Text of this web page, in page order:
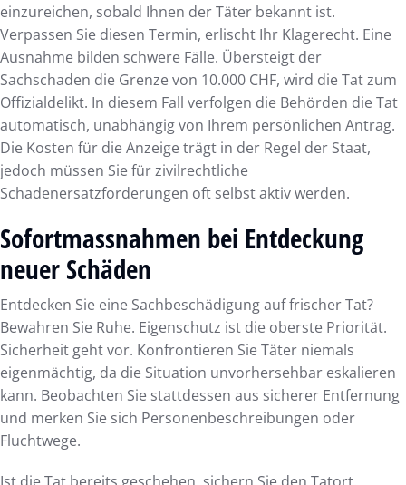
einzureichen, sobald Ihnen der Täter bekannt ist.
Verpassen Sie diesen Termin, erlischt Ihr Klagerecht. Eine
Ausnahme bilden schwere Fälle. Übersteigt der
Sachschaden die Grenze von 10.000 CHF, wird die Tat zum
Offizialdelikt. In diesem Fall verfolgen die Behörden die Tat
automatisch, unabhängig von Ihrem persönlichen Antrag.
Die Kosten für die Anzeige trägt in der Regel der Staat,
jedoch müssen Sie für zivilrechtliche
Schadenersatzforderungen oft selbst aktiv werden.
Sofortmassnahmen bei Entdeckung
neuer Schäden
Entdecken Sie eine Sachbeschädigung auf frischer Tat?
Bewahren Sie Ruhe. Eigenschutz ist die oberste Priorität.
Sicherheit geht vor. Konfrontieren Sie Täter niemals
eigenmächtig, da die Situation unvorhersehbar eskalieren
kann. Beobachten Sie stattdessen aus sicherer Entfernung
und merken Sie sich Personenbeschreibungen oder
Fluchtwege.